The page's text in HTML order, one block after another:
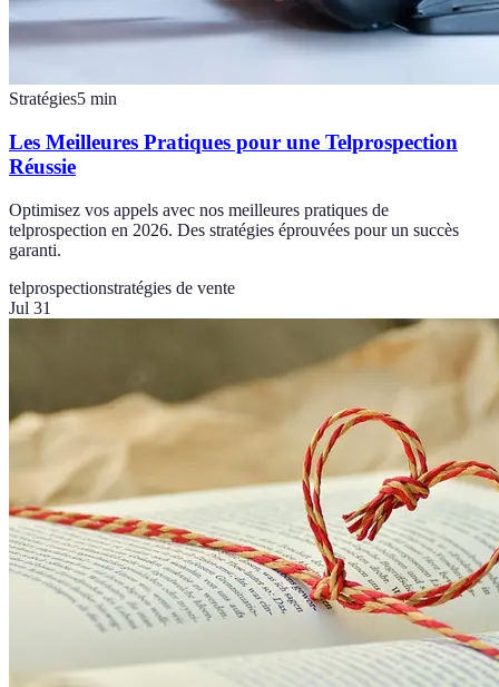
Stratégies5 min
Les Meilleures Pratiques pour une Telprospection
Réussie
Optimisez vos appels avec nos meilleures pratiques de
telprospection en 2026. Des stratégies éprouvées pour un succès
garanti.
telprospectionstratégies de vente
Jul 31